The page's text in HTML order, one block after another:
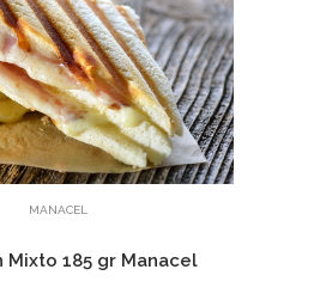
MANACEL
Mixto 185 gr Manacel